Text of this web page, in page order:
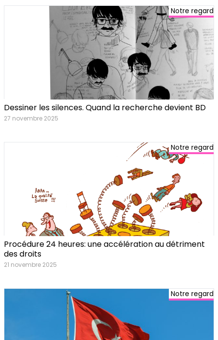
Notre regard
Dessiner les silences. Quand la recherche devient BD
27 novembre 2025
Notre regard
Procédure 24 heures: une accélération au détriment
des droits
21 novembre 2025
Notre regard